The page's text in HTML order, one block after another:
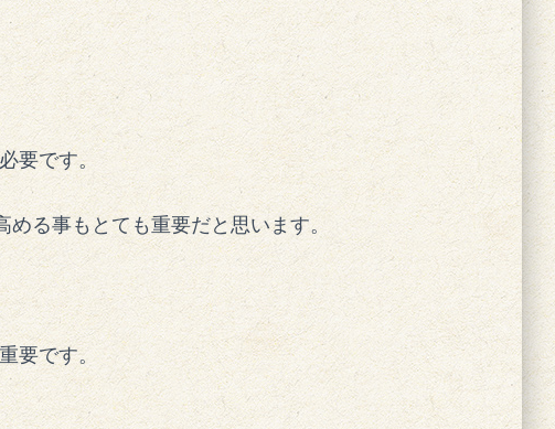
要です。
める事もとても重要だと思います。
要です。